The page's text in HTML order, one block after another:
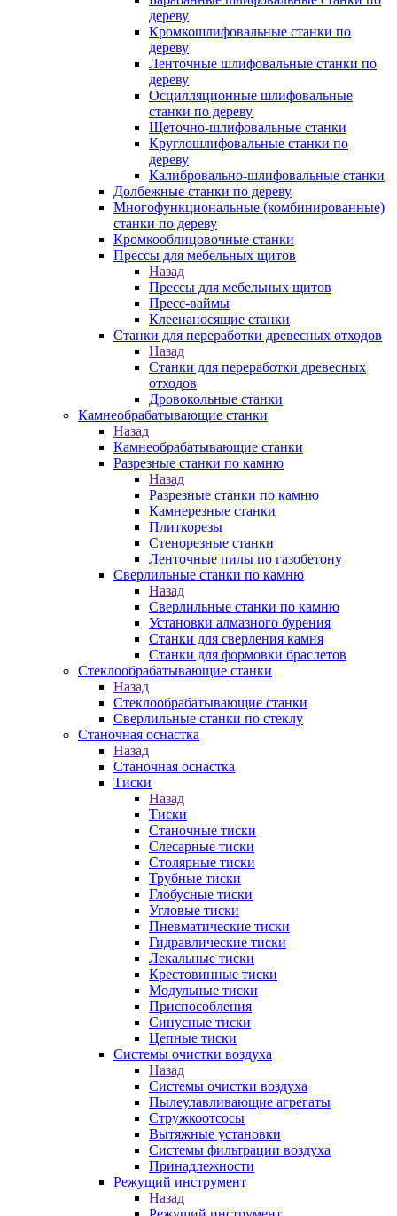
дереву
Кромкошлифовальные станки по
дереву
Ленточные шлифовальные станки по
дереву
Осцилляционные шлифовальные
станки по дереву
Щеточно-шлифовальные станки
Круглошлифовальные станки по
дереву
Калибровально-шлифовальные станки
Долбежные станки по дереву
Многофункциональные (комбинированные)
станки по дереву
Кромкооблицовочные станки
Прессы для мебельных щитов
Назад
Прессы для мебельных щитов
Пресс-ваймы
Клеенаносящие станки
Станки для переработки древесных отходов
Назад
Станки для переработки древесных
отходов
Дровокольные станки
Камнеобрабатывающие станки
Назад
Камнеобрабатывающие станки
Разрезные станки по камню
Назад
Разрезные станки по камню
Камнерезные станки
Плиткорезы
Стенорезные станки
Ленточные пилы по газобетону
Сверлильные станки по камню
Назад
Сверлильные станки по камню
Установки алмазного бурения
Станки для сверления камня
Станки для формовки браслетов
Стеклообрабатывающие станки
Назад
Стеклообрабатывающие станки
Сверлильные станки по стеклу
Станочная оснастка
Назад
Станочная оснастка
Тиски
Назад
Тиски
Станочные тиски
Слесарные тиски
Столярные тиски
Трубные тиски
Глобусные тиски
Угловые тиски
Пневматические тиски
Гидравлические тиски
Лекальные тиски
Крестовинные тиски
Модульные тиски
Приспособления
Синусные тиски
Цепные тиски
Системы очистки воздуха
Назад
Системы очистки воздуха
Пылеулавливающие агрегаты
Стружкоотсосы
Вытяжные установки
Системы фильтрации воздуха
Принадлежности
Режущий инструмент
Назад